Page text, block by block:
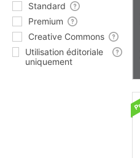
Standard
Premium
Creative Commons
Utilisation éditoriale
uniquement